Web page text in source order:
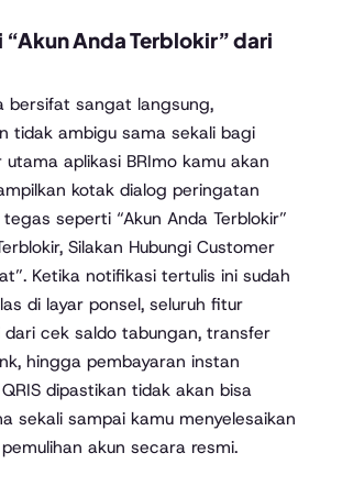
Anda Terblokir” dari
bersifat sangat langsung,
tidak ambigu sama sekali bagi
utama aplikasi BRImo kamu akan
kotak dialog peringatan
seperti “Akun Anda Terblokir”
Silakan Hubungi Customer
Ketika notifikasi tertulis ini sudah
di layar ponsel, seluruh fitur
dari cek saldo tabungan, transfer
hingga pembayaran instan
dipastikan tidak akan bisa
sekali sampai kamu menyelesaikan
akun secara resmi.